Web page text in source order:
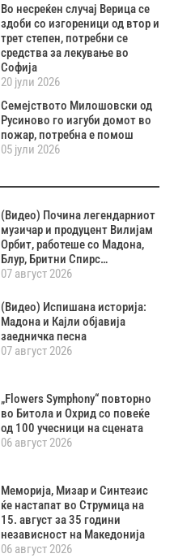
Во несреќен случај Верица се
здоби со изгореници од втор и
трет степен, потребни се
средства за лекување во
Софија
20 јули 2026
Семејството Милошовски од
Русиново го изгуби домот во
пожар, потребна е помош
05 јули 2026
(Видео) Почина легендарниот
музичар и продуцент Вилијам
Орбит, работеше со Мадона,
Блур, Бритни Спирс…
07 август 2026
(Видео) Испишана историја:
Мадона и Кајли објавија
заедничка песна
07 август 2026
„Flowers Symphony“ повторно
во Битола и Охрид со повеќе
од 100 учесници на сцената
06 август 2026
Меморија, Мизар и Синтезис
ќе настапат во Струмица на
15. август за 35 години
независност на Македонија
06 август 2026